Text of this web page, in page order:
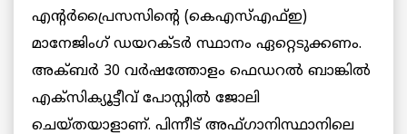
എൻ്റർപ്രൈസസിന്റെ (കെഎസ്എഫ്ഇ)
മാനേജിംഗ് ഡയറക്ടര്‍ സ്ഥാനം ഏറ്റെടുക്കണം.
അക്ബര്‍ 30 വര്‍ഷത്തോളം ഫെഡറല്‍ ബാങ്കില്‍
എക്സിക്യൂട്ടീവ് പോസ്റ്റില്‍ ജോലി
ചെയ്തയാളാണ്. പിന്നീട് അഫ്ഗാനിസ്ഥാനിലെ